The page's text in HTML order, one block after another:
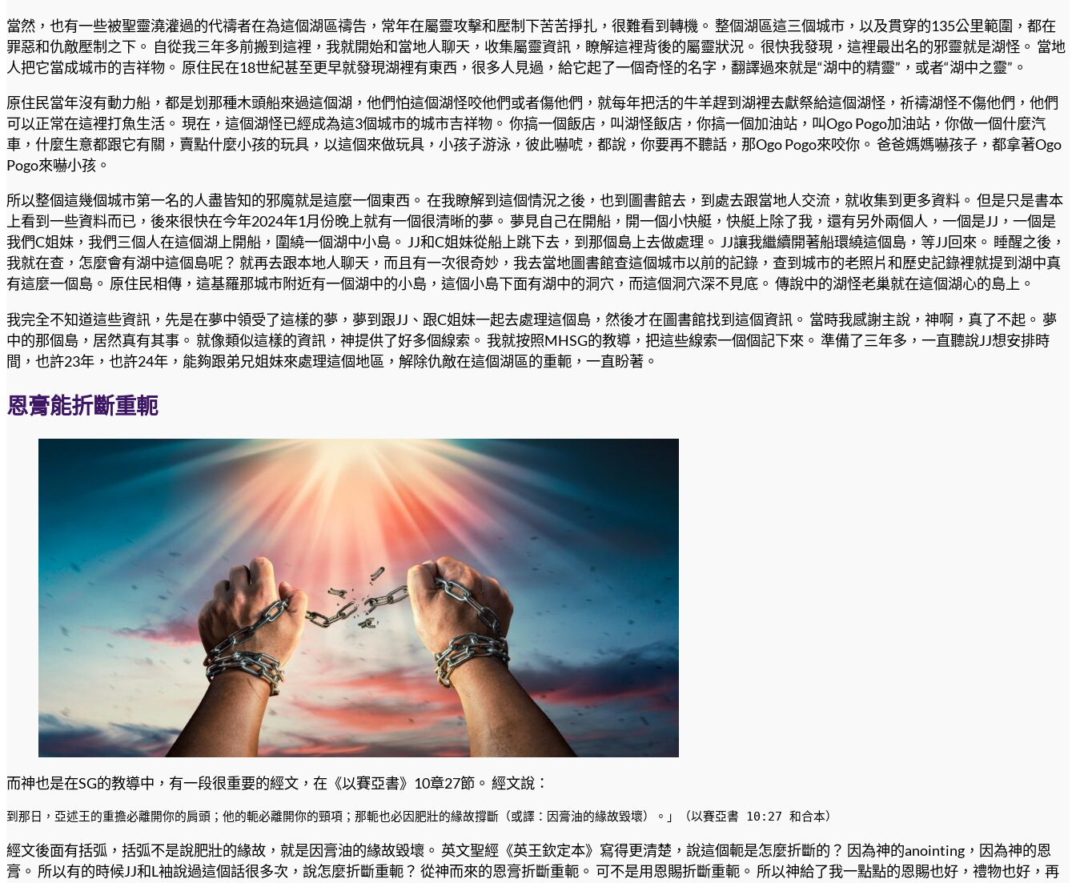
當然，也有一些被聖靈澆灌過的代禱者在為這個湖區禱告，常年在屬靈攻擊和壓制下苦苦掙扎，很難看到轉機。 整個湖區這三個城市，以及貫穿的135公里範圍，都在
罪惡和仇敵壓制之下。 自從我三年多前搬到這裡，我就開始和當地人聊天，收集屬靈資訊，瞭解這裡背後的屬靈狀況。 很快我發現，這裡最出名的邪靈就是湖怪。 當地
人把它當成城市的吉祥物。 原住民在18世紀甚至更早就發現湖裡有東西，很多人見過，給它起了一個奇怪的名字，翻譯過來就是“湖中的精靈”，或者“湖中之靈”。
原住民當年沒有動力船，都是划那種木頭船來過這個湖，他們怕這個湖怪咬他們或者傷他們，就每年把活的牛羊趕到湖裡去獻祭給這個湖怪，祈禱湖怪不傷他們，他們
可以正常在這裡打魚生活。 現在，這個湖怪已經成為這3個城市的城市吉祥物。 你搞一個飯店，叫湖怪飯店，你搞一個加油站，叫Ogo Pogo加油站，你做一個什麼汽
車，什麼生意都跟它有關，賣點什麼小孩的玩具，以這個來做玩具，小孩子游泳，彼此嚇唬，都說，你要再不聽話，那Ogo Pogo來咬你。 爸爸媽媽嚇孩子，都拿著Ogo
Pogo來嚇小孩。
所以整個這幾個城市第一名的人盡皆知的邪魔就是這麼一個東西。 在我瞭解到這個情況之後，也到圖書館去，到處去跟當地人交流，就收集到更多資料。 但是只是書本
上看到一些資料而已，後來很快在今年2024年1月份晚上就有一個很清晰的夢。 夢見自己在開船，開一個小快艇，快艇上除了我，還有另外兩個人，一個是JJ，一個是
我們C姐妹，我們三個人在這個湖上開船，圍繞一個湖中小島。 JJ和C姐妹從船上跳下去，到那個島上去做處理。 JJ讓我繼續開著船環繞這個島，等JJ回來。 睡醒之後，
我就在查，怎麼會有湖中這個島呢？ 就再去跟本地人聊天，而且有一次很奇妙，我去當地圖書館查這個城市以前的記錄，查到城市的老照片和歷史記錄裡就提到湖中真
有這麼一個島。 原住民相傳，這基羅那城市附近有一個湖中的小島，這個小島下面有湖中的洞穴，而這個洞穴深不見底。 傳說中的湖怪老巢就在這個湖心的島上。
我完全不知道這些資訊，先是在夢中領受了這樣的夢，夢到跟JJ、跟C姐妹一起去處理這個島，然後才在圖書館找到這個資訊。 當時我感謝主說，神啊，真了不起。 夢
中的那個島，居然真有其事。 就像類似這樣的資訊，神提供了好多個線索。 我就按照MHSG的教導，把這些線索一個個記下來。 準備了三年多，一直聽說JJ想安排時
間，也許23年，也許24年，能夠跟弟兄姐妹來處理這個地區，解除仇敵在這個湖區的重軛，一直盼著。
恩膏能折斷重軛
而神也是在SG的教導中，有一段很重要的經文，在《以賽亞書》10章27節。 經文說：
到那日，亞述王的重擔必離開你的肩頭；他的軛必離開你的頸項；那軛也必因肥壯的緣故撐斷（或譯：因膏油的緣故毀壞）。」（以賽亞書 10:27 和合本）
經文後面有括弧，括弧不是說肥壯的緣故，就是因膏油的緣故毀壞。 英文聖經《英王欽定本》寫得更清楚，說這個軛是怎麼折斷的？ 因為神的anointing，因為神的恩
膏。 所以有的時候JJ和L袖說過這個話很多次，說怎麼折斷重軛？ 從神而來的恩膏折斷重軛。 可不是用恩賜折斷重軛。 所以神給了我一點點的恩賜也好，禮物也好，再